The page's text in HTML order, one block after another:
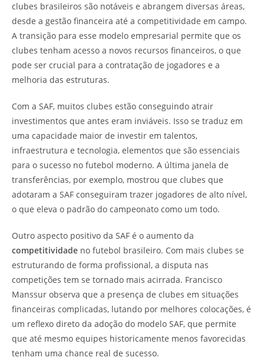
clubes brasileiros são notáveis e abrangem diversas áreas,
desde a gestão financeira até a competitividade em campo.
A transição para esse modelo empresarial permite que os
clubes tenham acesso a novos recursos financeiros, o que
pode ser crucial para a contratação de jogadores e a
melhoria das estruturas.
Com a SAF, muitos clubes estão conseguindo atrair
investimentos que antes eram inviáveis. Isso se traduz em
uma capacidade maior de investir em talentos,
infraestrutura e tecnologia, elementos que são essenciais
para o sucesso no futebol moderno. A última janela de
transferências, por exemplo, mostrou que clubes que
adotaram a SAF conseguiram trazer jogadores de alto nível,
o que eleva o padrão do campeonato como um todo.
Outro aspecto positivo da SAF é o aumento da
competitividade no futebol brasileiro. Com mais clubes se
estruturando de forma profissional, a disputa nas
competições tem se tornado mais acirrada. Francisco
Manssur observa que a presença de clubes em situações
financeiras complicadas, lutando por melhores colocações, é
um reflexo direto da adoção do modelo SAF, que permite
que até mesmo equipes historicamente menos favorecidas
tenham uma chance real de sucesso.